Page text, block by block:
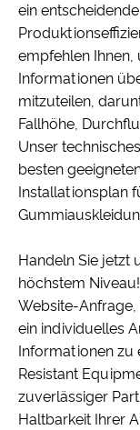
ein
empfehlen
Informationen
mitzuteilen,
Fallhöhe,
Unser
besten
Installationsplan
Handeln Sie jetzt
höchstem
Website-
ein individuelles
Informationen zu
Resistant
zuverlässiger
Haltbarkeit Ihrer